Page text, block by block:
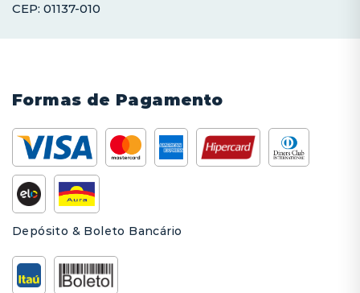
CEP: 01137-010
Formas de Pagamento
Depósito & Boleto Bancário